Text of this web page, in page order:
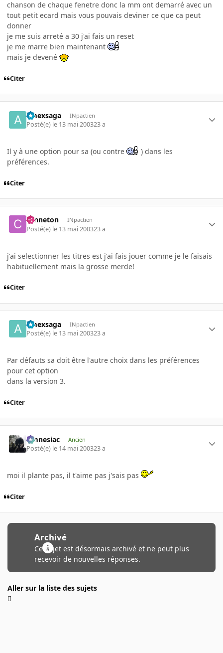
chanson de chaque fenetre donc la mm ont demarré avec un
tout petit ecard mais vous pouvais deviner ce que ca peut
donner
je me suis arreté a 30 j'ai fais un reset
je me marre bien maintenant
mais je devené
Citer
amexsaga INpactien
Posté(e) le 13 mai 200323 a
Il y à une option pour sa (ou contre
) dans les
préférences.
Citer
canneton INpactien
Posté(e) le 13 mai 200323 a
j'ai selectionner les titres est j'ai fais jouer comme je le faisais
habituellement mais la grosse merde!
Citer
amexsaga INpactien
Posté(e) le 13 mai 200323 a
Par défauts sa doit être l'autre choix dans les préférences
pour cet option
dans la version 3.
Citer
Amnesiac Ancien
Posté(e) le 14 mai 200323 a
moi il plante pas, il t'aime pas j'sais pas
Citer
Archivé
Ce sujet est désormais archivé et ne peut plus
recevoir de nouvelles réponses.
Aller sur la liste des sujets